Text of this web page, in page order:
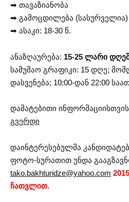
➡ თავაზიანობა
➡ გამოცდილება (სასურველია)
➡ ასაკი: 18-30 წ.
ანაზღაურება: 15-25 ლარი
სამუშაო გრაფიკი: 15 დღე;
დასვენება; 10:00-დან 22:00
დამატებითი
გვერდი
დაინტერესებულმა
ფოტო-სურათით უნდა
tako.bakhturidze@yahoo.com
ჩათვლით.